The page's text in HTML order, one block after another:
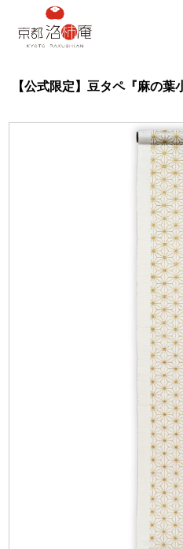
【公式限定】豆タペ『麻の